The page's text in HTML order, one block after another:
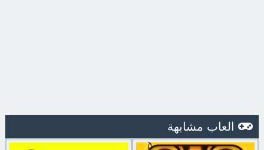
العاب مشابهة